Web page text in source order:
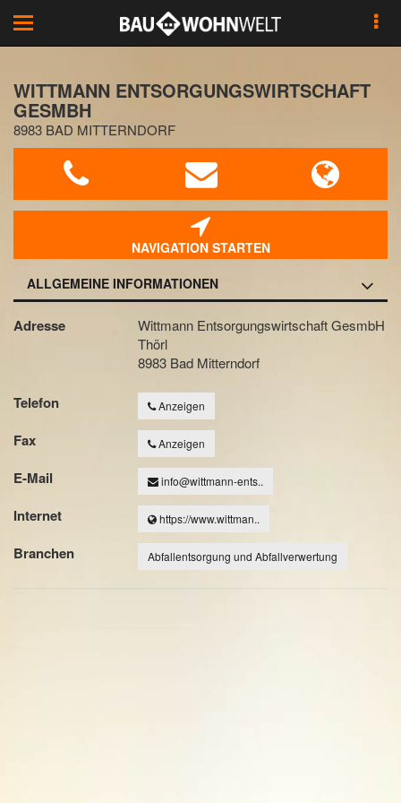
Toggle
navigation
WITTMANN ENTSORGUNGSWIRTSCHAFT
GESMBH
8983 BAD MITTERNDORF
NAVIGATION STARTEN
ALLGEMEINE INFORMATIONEN
Adresse
Wittmann Entsorgungswirtschaft GesmbH
Thörl
8983 Bad Mitterndorf
Telefon Anzeigen
Fax Anzeigen
E-Mail info@wittmann-ents..
Internet https://www.wittman..
Branchen Abfallentsorgung und Abfallverwertung